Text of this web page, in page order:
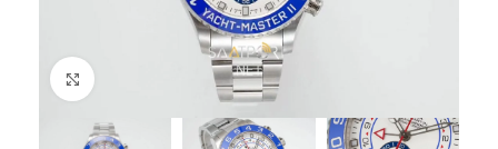
Büyütmek için tıklayın